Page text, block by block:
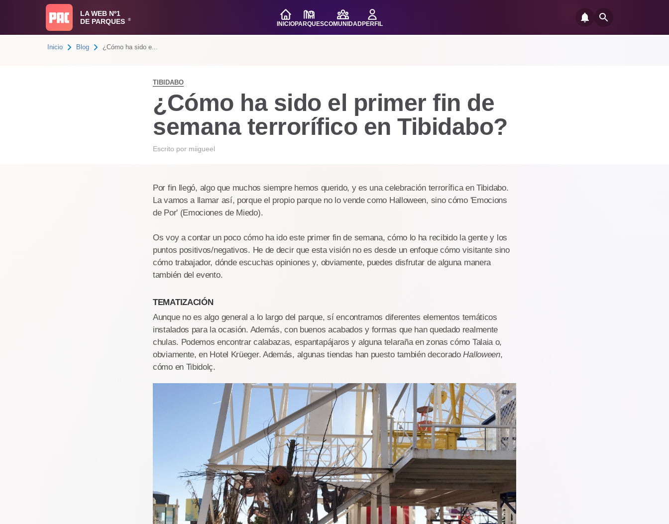
LA WEB Nº1
DE PARQUES
®
INICIOPARQUESCOMUNIDADPERFIL
Inicio Blog ¿Cómo ha sido e...
TIBIDABO
¿Cómo ha sido el primer fin de
semana terrorífico en Tibidabo?
Escrito por miigueel
Por fin llegó, algo que muchos siempre hemos querido, y es una celebración terrorífica en Tibidabo.
La vamos a llamar así, porque el propio parque no lo vende como Halloween, sino cómo 'Emocions
de Por' (Emociones de Miedo).
Os voy a contar un poco cómo ha ido este primer fin de semana, cómo lo ha recibido la gente y los
puntos positivos/negativos. He de decir que esta visión no es desde un enfoque cómo visitante sino
cómo trabajador, dónde escuchas opiniones y, obviamente, puedes disfrutar de alguna manera
también del evento.
TEMATIZACIÓN
Aunque no es algo general a lo largo del parque, sí encontramos diferentes elementos temáticos
instalados para la ocasión. Además, con buenos acabados y formas que han quedado realmente
chulas. Podemos encontrar calabazas, espantapájaros y alguna telaraña en zonas cómo Talaia o,
obviamente, en Hotel Krüeger. Además, algunas tiendas han puesto también decoradoHalloween,
cómo en Tibidolç.